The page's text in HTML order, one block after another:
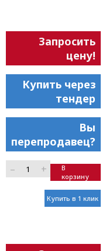
Запросить
цену!
Купить через
тендер
Вы
перепродавец?
– +
В
корзину
Купить в 1 клик